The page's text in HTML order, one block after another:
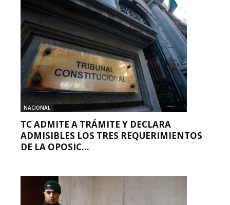
NACIONAL
TC ADMITE A TRÁMITE Y DECLARA
ADMISIBLES LOS TRES REQUERIMIENTOS
DE LA OPOSIC...